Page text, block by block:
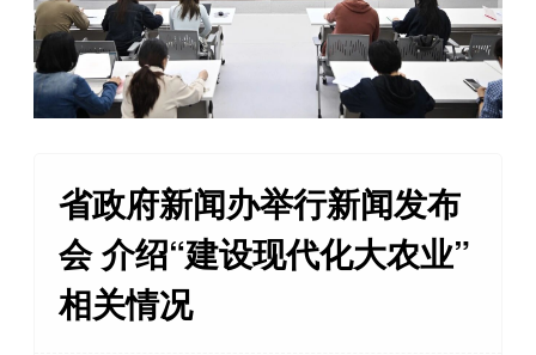
省政府新闻办举行新闻发布
会 介绍“建设现代化大农业”
相关情况